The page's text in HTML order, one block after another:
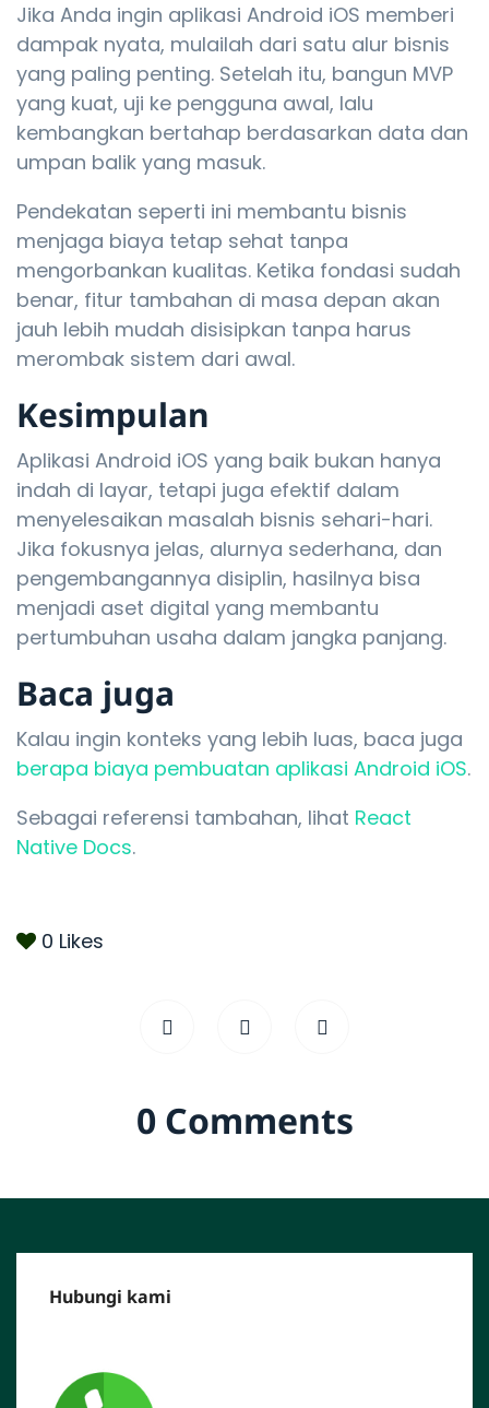
Jika Anda ingin aplikasi Android iOS memberi
dampak nyata, mulailah dari satu alur bisnis
yang paling penting. Setelah itu, bangun MVP
yang kuat, uji ke pengguna awal, lalu
kembangkan bertahap berdasarkan data dan
umpan balik yang masuk.
Pendekatan seperti ini membantu bisnis
menjaga biaya tetap sehat tanpa
mengorbankan kualitas. Ketika fondasi sudah
benar, fitur tambahan di masa depan akan
jauh lebih mudah disisipkan tanpa harus
merombak sistem dari awal.
Kesimpulan
Aplikasi Android iOS yang baik bukan hanya
indah di layar, tetapi juga efektif dalam
menyelesaikan masalah bisnis sehari-hari.
Jika fokusnya jelas, alurnya sederhana, dan
pengembangannya disiplin, hasilnya bisa
menjadi aset digital yang membantu
pertumbuhan usaha dalam jangka panjang.
Baca juga
Kalau ingin konteks yang lebih luas, baca juga
berapa biaya pembuatan aplikasi Android iOS.
Sebagai referensi tambahan, lihat React
Native Docs.
0 Likes
0 Comments
Hubungi kami